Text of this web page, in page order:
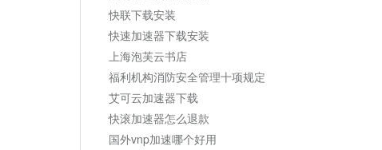
快联下载安装
快速加速器下载安装
上海泡芙云书店
福利机构消防安全管理十项规定
艾可云加速器下载
快滚加速器怎么退款
国外vnp加速哪个好用